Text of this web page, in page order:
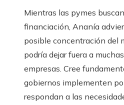
Mientras las pymes buscan
financiación, Ananía
posible concentración del
podría dejar fuera a
empresas. Cree
gobiernos implementen
respondan a las